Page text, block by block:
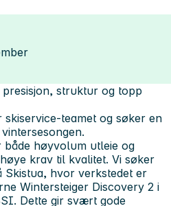
struktur og topp
teamet og søker en
høyvolum utleie og
krav til kvalitet. Vi søker
Skistua, hvor verkstedet er
Wintersteiger Discovery 2 i
Dette gir svært gode